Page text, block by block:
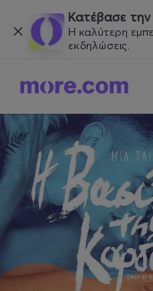
Κατέβασε
Η καλύτερη
εκδηλώσεις.